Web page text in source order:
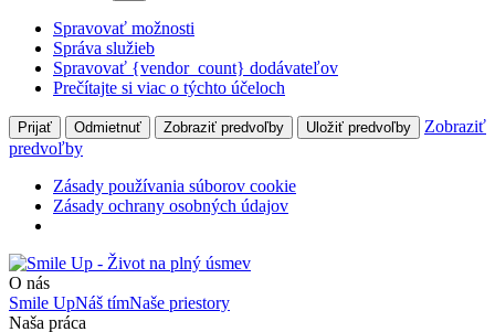
Spravovať možnosti
Správa služieb
Spravovať {vendor_count} dodávateľov
Prečítajte si viac o týchto účeloch
Prijať Odmietnuť Zobraziť predvoľby Uložiť predvoľby
Zobraziť
predvoľby
Zásady používania súborov cookie
Zásady ochrany osobných údajov
O nás
Smile UpNáš tímNaše priestory
Naša práca